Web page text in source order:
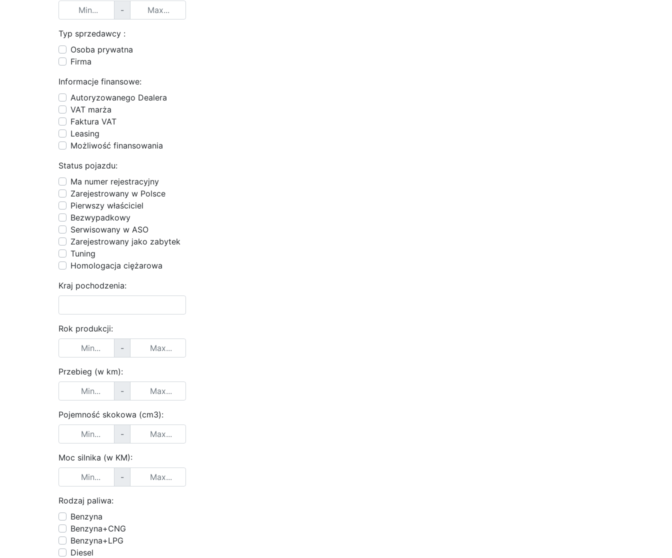
-
Typ sprzedawcy :
Osoba prywatna
Firma
Informacje finansowe:
Autoryzowanego Dealera
VAT marża
Faktura VAT
Leasing
Możliwość finansowania
Status pojazdu:
Ma numer rejestracyjny
Zarejestrowany w Polsce
Pierwszy właściciel
Bezwypadkowy
Serwisowany w ASO
Zarejestrowany jako zabytek
Tuning
Homologacja ciężarowa
Kraj pochodzenia:
Rok produkcji:
-
Przebieg (w km):
-
Pojemność skokowa (cm3):
-
Moc silnika (w KM):
-
Rodzaj paliwa:
Benzyna
Benzyna+CNG
Benzyna+LPG
Diesel